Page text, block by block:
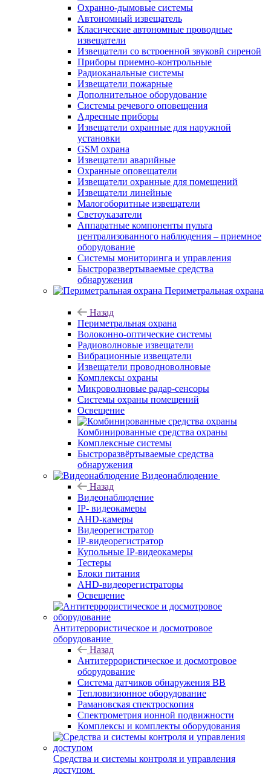
Охранно-дымовые системы
Автономный извещатель
Класические автономные проводные
извещатели
Извещатели со встроенной звуковй сиреной
Приборы приемно-контрольные
Радиоканальные системы
Извещатели пожарные
Дополнительное оборудование
Системы речевого оповещения
Адресные приборы
Извещатели охранные для наружной
установки
GSM охрана
Извещатели аварийные
Охранные оповещатели
Извещатели охранные для помещений
Извещатели линейные
Малогоборитные извещатели
Светоуказатели
Аппаратные компоненты пульта
централизованного наблюдения – приемное
оборудование
Системы мониторинга и управления
Быстроразвертываемые средства
обнаружения
Периметральная охрана
Назад
Периметральная охрана
Волоконно-оптические системы
Радиоволновые извещатели
Вибрационные извещатели
Извещатели проводноволновые
Комплексы охраны
Микроволновые радар-сенсоры
Системы охраны помещений
Освещение
Комбинированные средства охраны
Комплексные системы
Быстроразвёртываемые средства
обнаружения
Видеонаблюдение
Назад
Видеонаблюдение
IP- видеокамеры
AHD-камеры
Видеорегистратор
IP-видеорегистратор
Купольные IP-видеокамеры
Тестеры
Блоки питания
AHD-видеорегистраторы
Освещение
Антитеррористическое и досмотровое
оборудование
Назад
Антитеррористическое и досмотровое
оборудование
Cистема датчиков обнаружения ВВ
Тепловизионное оборудование
Рамановская спектроскопия
Спектрометрия ионной подвижности
Комплексы и комплекты оборудования
Средства и системы контроля и управления
доступом